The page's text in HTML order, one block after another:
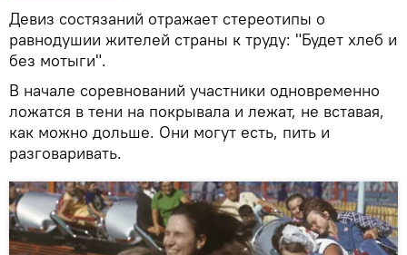
Девиз состязаний отражает стереотипы о
равнодушии жителей страны к труду: "Будет хлеб и
без мотыги".
В начале соревнований участники одновременно
ложатся в тени на покрывала и лежат, не вставая,
как можно дольше. Они могут есть, пить и
разговаривать.